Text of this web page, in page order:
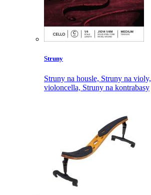
Struny
Struny na housle, Struny na violy,
violoncella, Struny na kontrabasy